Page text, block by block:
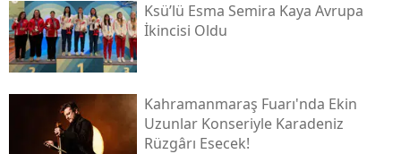
Ksü’lü Esma Semira Kaya Avrupa
İkincisi Oldu
Kahramanmaraş Fuarı'nda Ekin
Uzunlar Konseriyle Karadeniz
Rüzgârı Esecek!